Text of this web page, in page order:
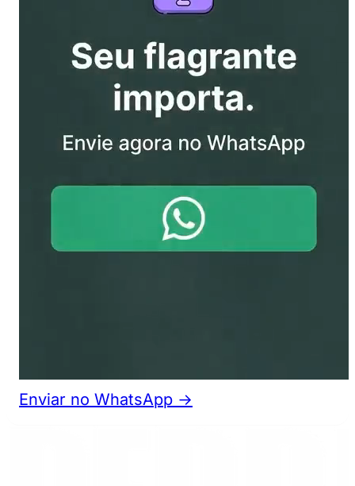
Enviar no WhatsApp →